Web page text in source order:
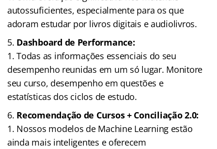
autossuficientes, especialmente para os que
adoram estudar por livros digitais e audiolivros.
Dashboard de Performance:
Todas as informações essenciais do seu
desempenho reunidas em um só lugar. Monitore
seu curso, desempenho em questões e
estatísticas dos ciclos de estudo.
Recomendação de Cursos + Conciliação 2.0:
Nossos modelos de Machine Learning estão
ainda mais inteligentes e oferecem